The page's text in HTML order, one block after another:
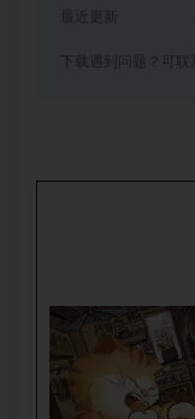
下载遇到问题？可联